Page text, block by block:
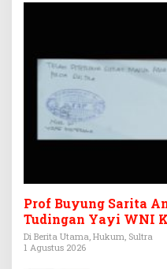
Prof Buyung Sarita
Tudingan Yayi WNI
Rp3,6 Miliar
Di Berita Utama, Hukum, Sultra
1 Agustus 2026